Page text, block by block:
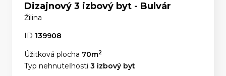
Dizajnový 3 izbový byt - Bulvár
Žilina
ID 139908
Úžitková plocha 70m2
Typ nehnuteľnosti 3 izbový byt